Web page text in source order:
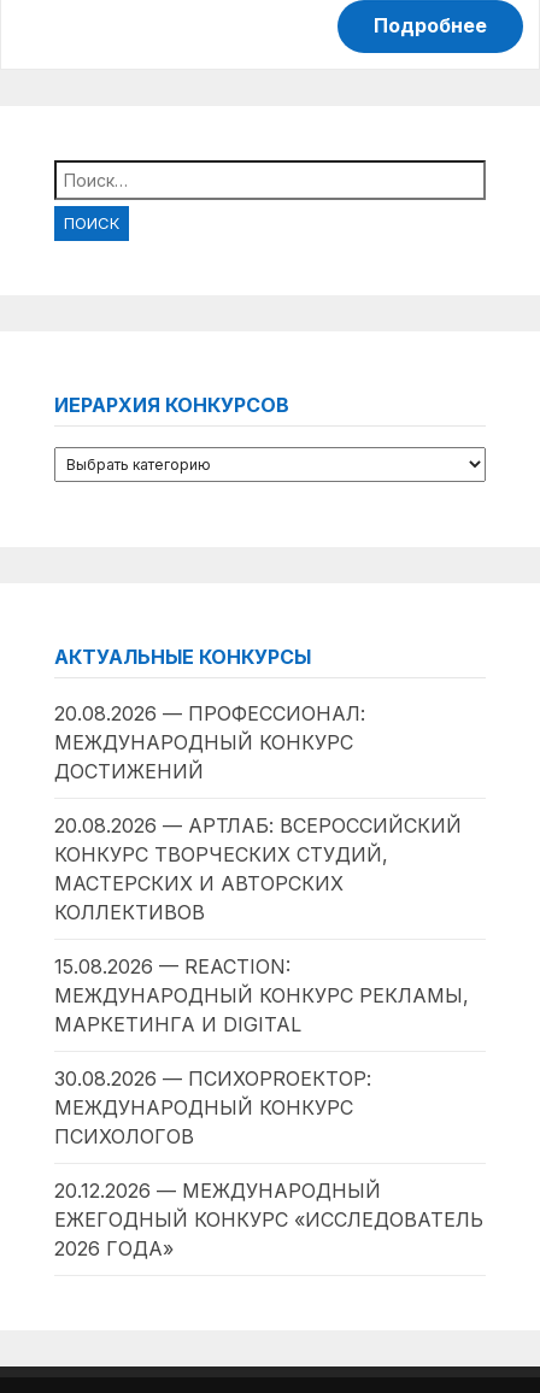
Подробнее
Найти:
ИЕРАРХИЯ КОНКУРСОВ
АКТУАЛЬНЫЕ КОНКУРСЫ
20.08.2026 — ПРОФЕССИОНАЛ:
МЕЖДУНАРОДНЫЙ КОНКУРС
ДОСТИЖЕНИЙ
20.08.2026 — АРТЛАБ: ВСЕРОССИЙСКИЙ
КОНКУРС ТВОРЧЕСКИХ СТУДИЙ,
МАСТЕРСКИХ И АВТОРСКИХ
КОЛЛЕКТИВОВ
15.08.2026 — REACTION:
МЕЖДУНАРОДНЫЙ КОНКУРС РЕКЛАМЫ,
МАРКЕТИНГА И DIGITAL
30.08.2026 — ПСИХОPROЕКТОР:
МЕЖДУНАРОДНЫЙ КОНКУРС
ПСИХОЛОГОВ
20.12.2026 — МЕЖДУНАРОДНЫЙ
ЕЖЕГОДНЫЙ КОНКУРС «ИССЛЕДОВАТЕЛЬ
2026 ГОДА»